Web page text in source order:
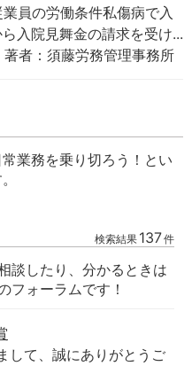
員の労働条件私傷病で入
入院見舞金の請求を受け...
著者：須藤労務管理事務所
業務を乗り切ろう！とい
検索結果 137件
談したり、分かるときは
フォーラムです！
して、誠にありがとうご